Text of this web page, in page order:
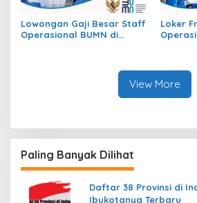
Lowongan Gaji Besar Staff
Operasional BUMN di
Loker
View More
Paling Banyak Dilihat
Daftar 38 Provinsi di
Ibukotanya Terbaru